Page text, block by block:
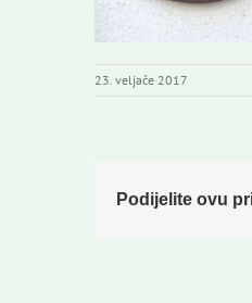
23. veljače 2017
Podijelite ovu